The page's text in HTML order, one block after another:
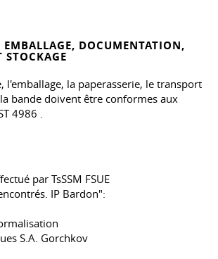
DOCUMENTATION,
STOCKAGE
l'emballage, la paperasserie, le transport
bande doivent être conformes aux
4986 .
par TsSSM FSUE
IP Bardon":
S.A. Gorchkov